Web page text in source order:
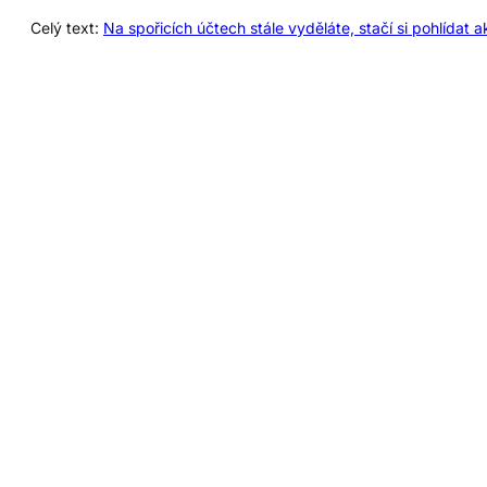
Celý text: Na spořicích účtech stále vyděláte, stačí si pohlídat